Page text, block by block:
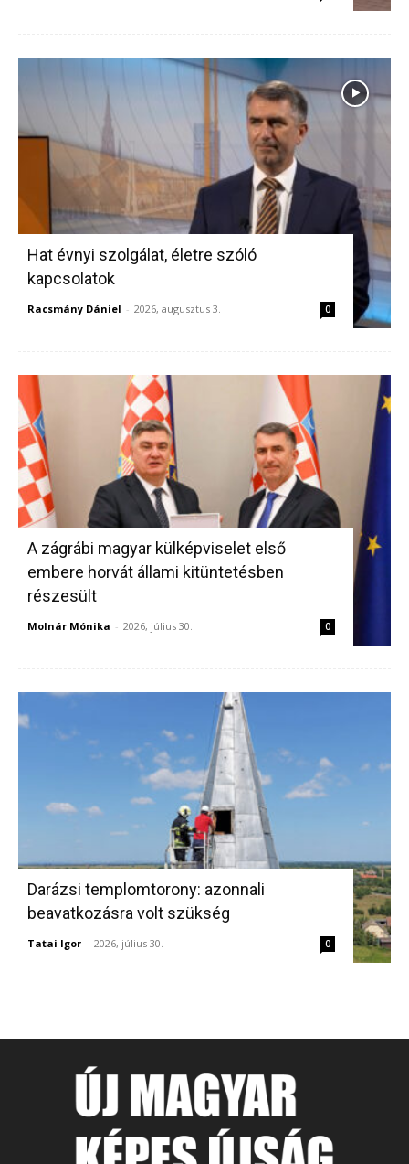
Hat évnyi szolgálat, életre szóló
kapcsolatok
Racsmány Dániel - 2026, augusztus 3. 0
A zágrábi magyar külképviselet első
embere horvát állami kitüntetésben
részesült
Molnár Mónika - 2026, július 30. 0
Darázsi templomtorony: azonnali
beavatkozásra volt szükség
Tatai Igor - 2026, július 30. 0